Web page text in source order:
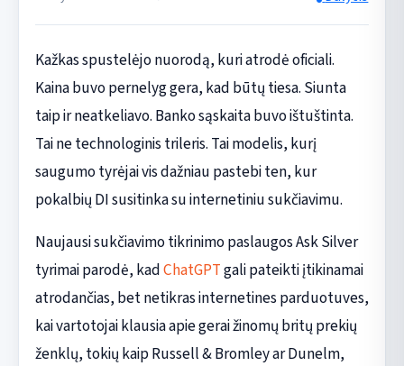
Kažkas spustelėjo nuorodą, kuri atrodė oficiali.
Kaina buvo pernelyg gera, kad būtų tiesa. Siunta
taip ir neatkeliavo. Banko sąskaita buvo ištuštinta.
Tai ne technologinis trileris. Tai modelis, kurį
saugumo tyrėjai vis dažniau pastebi ten, kur
pokalbių DI susitinka su internetiniu sukčiavimu.
Naujausi sukčiavimo tikrinimo paslaugos Ask Silver
tyrimai parodė, kadChatGPTgali pateikti įtikinamai
atrodančias, bet netikras internetines parduotuves,
kai vartotojai klausia apie gerai žinomų britų prekių
ženklų, tokių kaip Russell & Bromley ar Dunelm,